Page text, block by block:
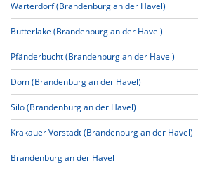
Wärterdorf (Brandenburg an der Havel)
Butterlake (Brandenburg an der Havel)
Pfänderbucht (Brandenburg an der Havel)
Dom (Brandenburg an der Havel)
Silo (Brandenburg an der Havel)
Krakauer Vorstadt (Brandenburg an der Havel)
Brandenburg an der Havel